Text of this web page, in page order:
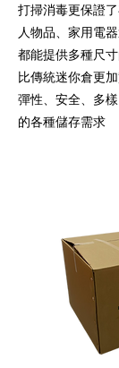
打掃消毒更保證
人物品、家用電
都能提供多種尺
比傳統迷你倉更
彈性、安全、多
的各種儲存需求